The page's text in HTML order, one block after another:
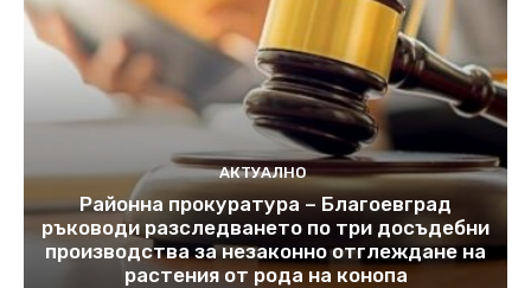
АКТУАЛНО
Районна прокуратура – Благоевград
ръководи разследването по три досъдебни
производства за незаконно отглеждане на
растения от рода на конопа